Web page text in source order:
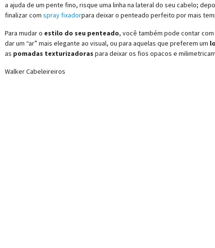
a ajuda de um pente fino, risque uma linha na lateral do seu cabelo;
finalizar com spray fixadorpara deixar o penteado perfeito por mais
Para mudar o estilo do seu penteado, você também pode contar com
dar um “ar” mais elegante ao visual, ou para aquelas que preferem um
as pomadas texturizadoras para deixar os fios opacos e
Walker Cabeleireiros